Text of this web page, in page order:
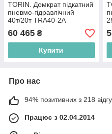
TORIN. Домкрат підкатний
пневмо-гідравлічний
40т/20т TRA40-2A
60 465 ₴
Купити
Про нас
94% позитивних з 218
Працює з 02.04.2014